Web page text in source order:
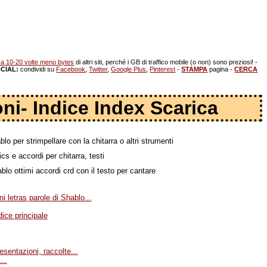
10-20 volte meno bytes di altri siti, perché i GB di traffico mobile (o non) sono preziosi! -
condividi suFacebook ,Twitter,Google Plus ,Pinterest -STAMPA pagina -CERCA
Indice Index Scarica
per strimpellare con la chitarra o altri strumenti
e accordi per chitarra, testi
ottimi accordi crd con il testo per cantare
letras parole di Shablo...
principale
raccolte...